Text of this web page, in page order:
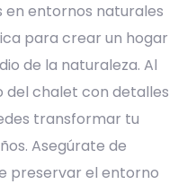
en entornos naturales
para crear un hogar
de la naturaleza. Al
chalet con detalles
transformar tu
Asegúrate de
preservar el entorno